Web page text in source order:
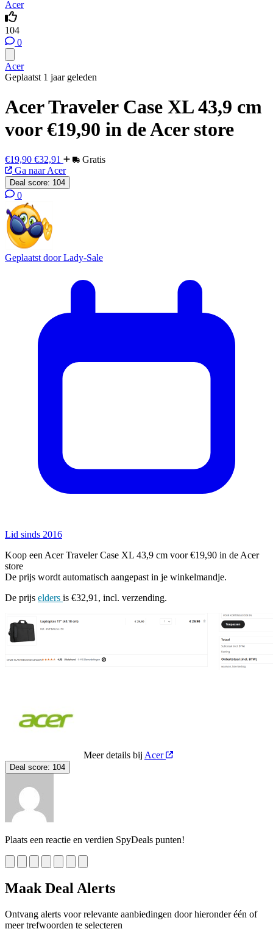
Acer
104
0
Acer
Geplaatst 1 jaar geleden
Acer Traveler Case XL 43,9 cm
voor €19,90 in de Acer store
€19,90 €32,91
Gratis
Ga naar Acer
Deal score: 104
0
Geplaatst doorLady-Sale
Lid sinds 2016
Koop een Acer Traveler Case XL 43,9 cm voor €19,90 in de Acer
store
De prijs wordt automatisch aangepast in je winkelmandje.
De prijs elders is €32,91, incl. verzending.
Meer details bij Acer
Deal score: 104
Plaats een reactie en verdien SpyDeals punten!
Maak Deal Alerts
Ontvang alerts voor relevante aanbiedingen door hieronder één of
meer trefwoorden te selecteren